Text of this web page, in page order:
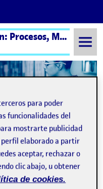
Diseño de Interacción: Procesos, Métodos y Técnicas – Aula 1
2025
Value Proposition Canvas INTERGENERACIONALIDAD
en Value Proposition Canvas
para poder
funcionalidades del
mostrarte publicidad
perfil elaborado a partir
aceptar, rechazar o
clic abajo, u obtener
de cookies.